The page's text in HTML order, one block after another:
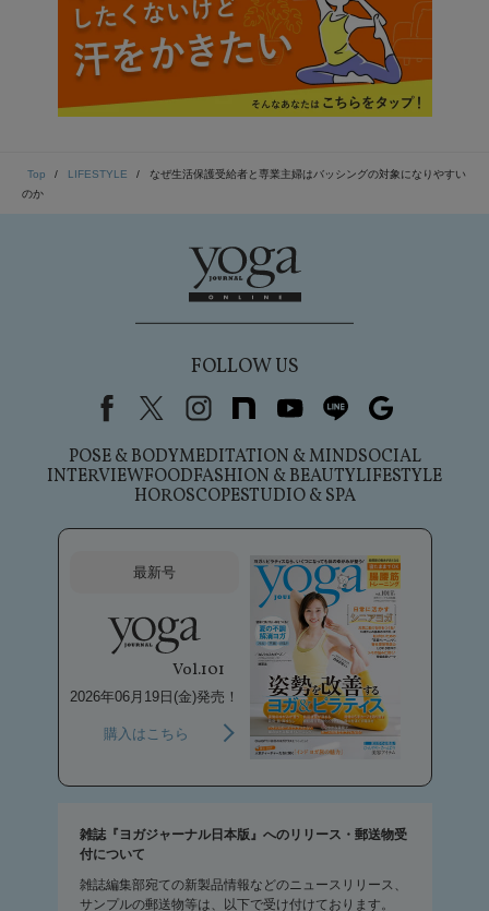
Top LIFESTYLE
なぜ生活保護受給者と専業主婦はバッシングの対象になりやすい
のか
FOLLOW US
FacebookX（旧Twitter）
instagram
note youtubeline
POSE & BODYMEDITATION & MINDSOCIAL
INTERVIEWFOODFASHION & BEAUTYLIFESTYLE
HOROSCOPESTUDIO & SPA
最新号
Vol.101
2026年06月19日(金)発売！
購入はこちら
雑誌『ヨガジャーナル日本版』へのリリース・郵送物受
付について
雑誌編集部宛ての新製品情報などのニュースリリース、
サンプルの郵送物等は、以下で受け付けております。